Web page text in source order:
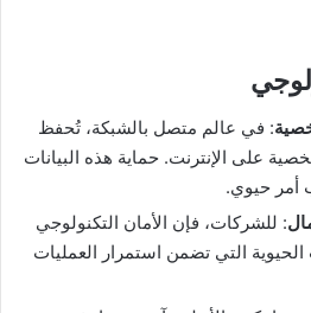
: في عالم متصل بالشبكة، تُحفظ
على الإنترنت. حماية هذه البيانات
أمر حيوي.
: للشركات، فإن الأمان التكنولوجي
التي تضمن استمرار العمليات